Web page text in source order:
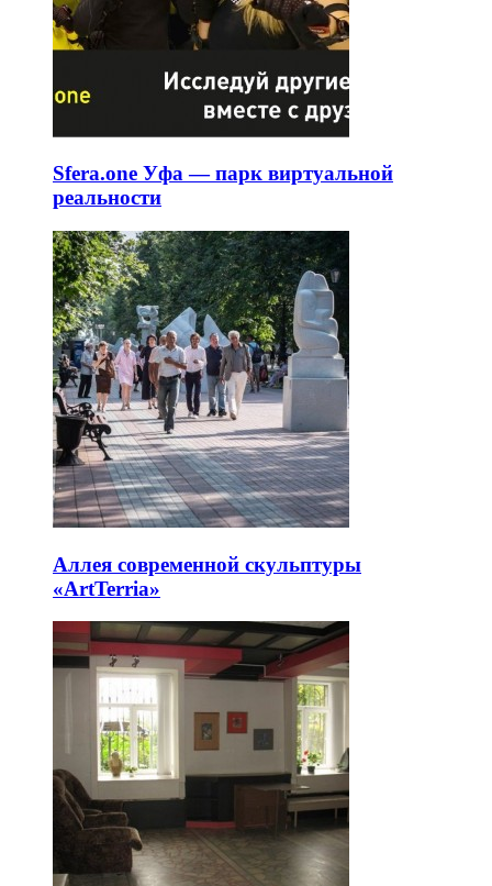
Sfera.one Уфа — парк виртуальной
реальности
Аллея современной скульптуры
«ArtTerria»